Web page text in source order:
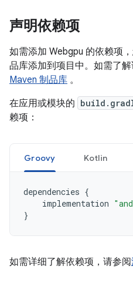
声明依赖项
如需添加 Webgpu 的依赖项
品库添加到项目中。如需了
Maven 制品库 。
在应用或模块的
赖项：
Groovy Kotlin
dependencies {
implementation
}
如需详细了解依赖项，请参阅